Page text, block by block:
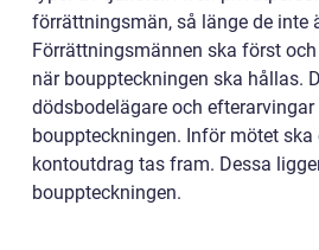
förrättningsmän, så länge de inte
Förrättningsmännen ska först
när bouppteckningen ska hållas.
dödsbodelägare och efterarvingar
bouppteckningen. Inför mötet
kontoutdrag tas fram. Dessa
bouppteckningen.